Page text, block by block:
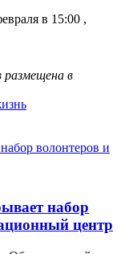
в 15:00 ,
размещена в
набор
центр